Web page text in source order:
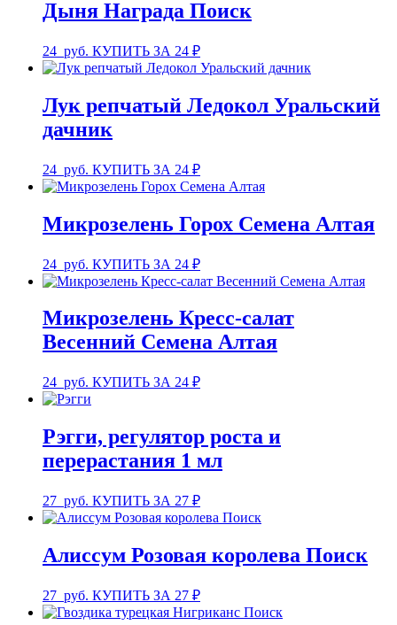
Дыня Награда Поиск
24 руб. КУПИТЬ ЗА 24 ₽
Лук репчатый Ледокол Уральский
дачник
24 руб. КУПИТЬ ЗА 24 ₽
Микрозелень Горох Семена Алтая
24 руб. КУПИТЬ ЗА 24 ₽
Микрозелень Кресс-салат
Весенний Семена Алтая
24 руб. КУПИТЬ ЗА 24 ₽
Рэгги, регулятор роста и
перерастания 1 мл
27 руб. КУПИТЬ ЗА 27 ₽
Алиссум Розовая королева Поиск
27 руб. КУПИТЬ ЗА 27 ₽